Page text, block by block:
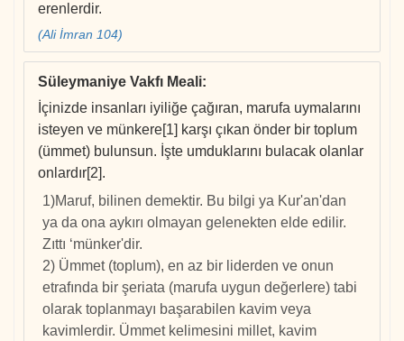
erenlerdir.
(Ali İmran 104)
Süleymaniye Vakfı Meali:
İçinizde insanları iyiliğe çağıran, marufa uymalarını
isteyen ve münkere[1] karşı çıkan önder bir toplum
(ümmet) bulunsun. İşte umduklarını bulacak olanlar
onlardır[2].
1)Maruf, bilinen demektir. Bu bilgi ya Kur'an'dan
ya da ona aykırı olmayan gelenekten elde edilir.
Zıttı ‘münker'dir.
2) Ümmet (toplum), en az bir liderden ve onun
etrafında bir şeriata (marufa uygun değerlere) tabi
olarak toplanmayı başarabilen kavim veya
kavimlerdir. Ümmet kelimesini millet, kavim